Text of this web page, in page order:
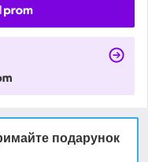
подарунок